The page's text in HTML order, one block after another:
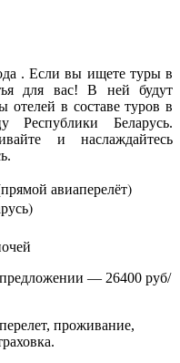
. Если вы ищете туры в
для вас! В ней будут
отелей в составе туров в
Беларусь.
и наслаждайтесь
авиаперелёт)
— 26400 руб/
проживание,